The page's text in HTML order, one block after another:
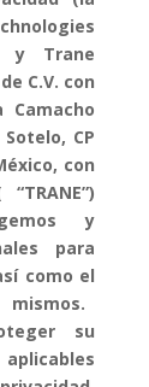
y Trane
C.V. con
CP
con
y
para
como el
su